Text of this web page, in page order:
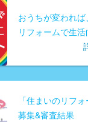
おうちが変われば
リフォームで生
「住まいのリフ
募集&審査結果